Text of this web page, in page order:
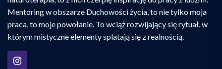
Mentoring w obszarze Duchowości życia, to nie tylko moja
praca, to moje powołanie. To wciąż rozwijający się rytuał, w
którym mistyczne elementy splatają się z realnością.